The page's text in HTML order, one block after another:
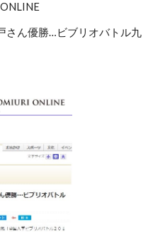
さん優勝…ビブリオバトル九